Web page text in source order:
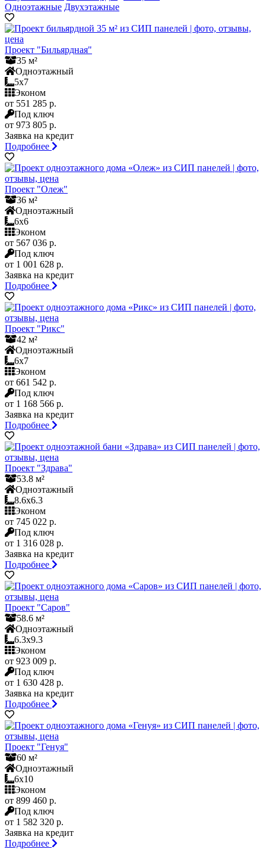
Одноэтажные Двухэтажные
Проект "Бильярдная"
35 м²
Одноэтажный
5x7
Эконом
от 551 285 р.
Под ключ
от 973 805 р.
Заявка на кредит
Подробнее
Проект "Олеж"
36 м²
Одноэтажный
6x6
Эконом
от 567 036 р.
Под ключ
от 1 001 628 р.
Заявка на кредит
Подробнее
Проект "Рикс"
42 м²
Одноэтажный
6x7
Эконом
от 661 542 р.
Под ключ
от 1 168 566 р.
Заявка на кредит
Подробнее
Проект "Здрава"
53.8 м²
Одноэтажный
8.6x6.3
Эконом
от 745 022 р.
Под ключ
от 1 316 028 р.
Заявка на кредит
Подробнее
Проект "Саров"
58.6 м²
Одноэтажный
6.3x9.3
Эконом
от 923 009 р.
Под ключ
от 1 630 428 р.
Заявка на кредит
Подробнее
Проект "Генуя"
60 м²
Одноэтажный
6x10
Эконом
от 899 460 р.
Под ключ
от 1 582 320 р.
Заявка на кредит
Подробнее